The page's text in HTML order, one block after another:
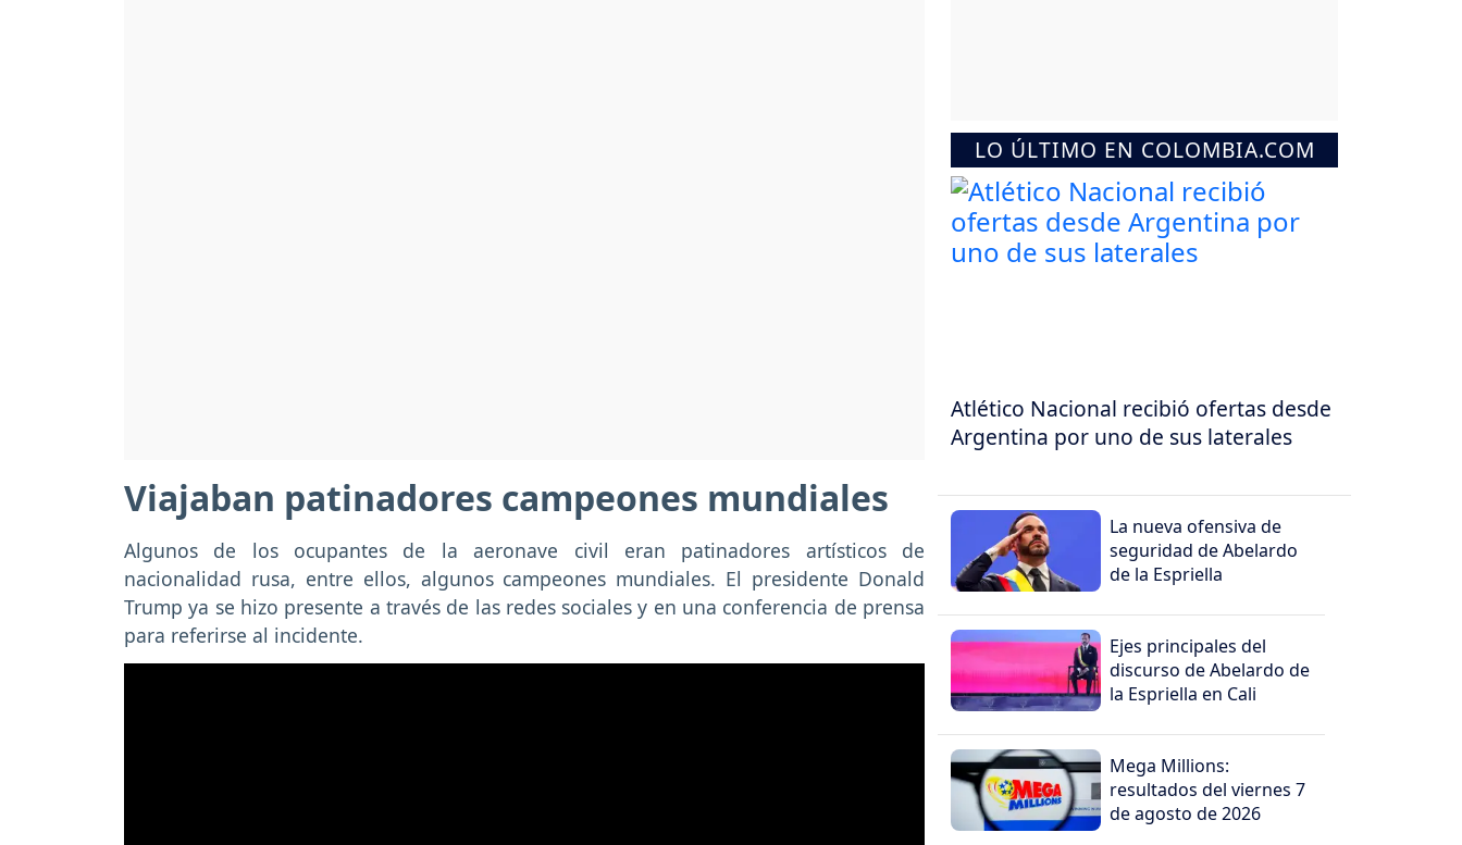
Viajaban patinadores campeones mundiales
Algunos de los ocupantes de la aeronave civil eran patinadores artísticos de
nacionalidad rusa, entre ellos, algunos campeones mundiales. El presidente Donald
Trump ya se hizo presente a través de las redes sociales y en una conferencia de prensa
para referirse al incidente.
LO ÚLTIMO EN COLOMBIA.COM
Atlético Nacional recibió ofertas desde
Argentina por uno de sus laterales
La nueva ofensiva de
seguridad de Abelardo
de la Espriella
Ejes principales del
discurso de Abelardo de
la Espriella en Cali
Mega Millions:
resultados del viernes 7
de agosto de 2026